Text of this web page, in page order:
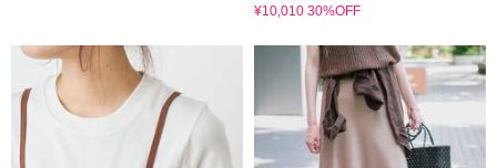
¥10,010 30%OFF